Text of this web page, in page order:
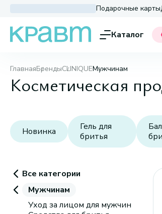
Подарочные карты
Каталог
ГлавнаяБрендыCLINIQUEМужчинам
Косметическая
Новинка
Гель для
бритья
Все категории
Мужчинам
Уход за лицом для мужчин